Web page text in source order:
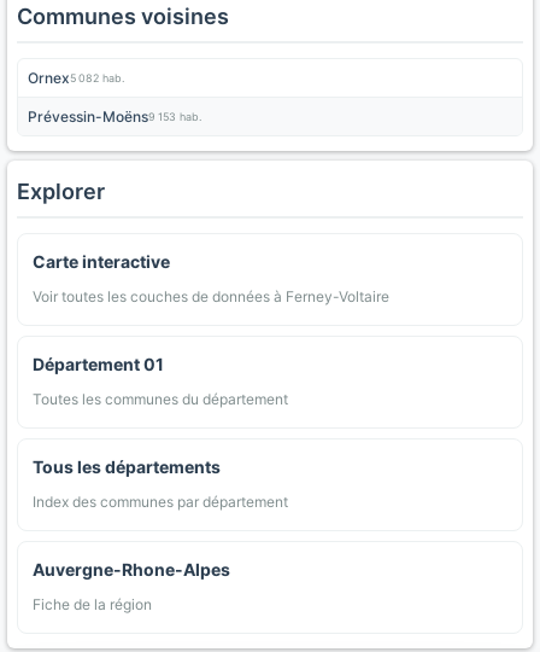
Communes voisines
Ornex5 082 hab.
Prévessin-Moëns9 153 hab.
Explorer
Carte interactive
Voir toutes les couches de données à Ferney-Voltaire
Département 01
Toutes les communes du département
Tous les départements
Index des communes par département
Auvergne-Rhone-Alpes
Fiche de la région